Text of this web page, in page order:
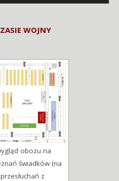
WOJNY
obozu na
świadków (na
z